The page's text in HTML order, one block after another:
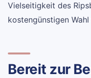
Vielseitigkeit des
kostengünstigen
Bereit zur